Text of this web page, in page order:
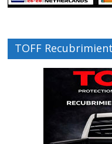
TOFF